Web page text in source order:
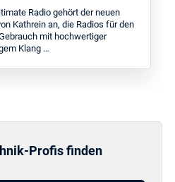
Radio gehört der neuen
Kathrein an, die Radios für den
mit hochwertiger
Klang …
Profis finden